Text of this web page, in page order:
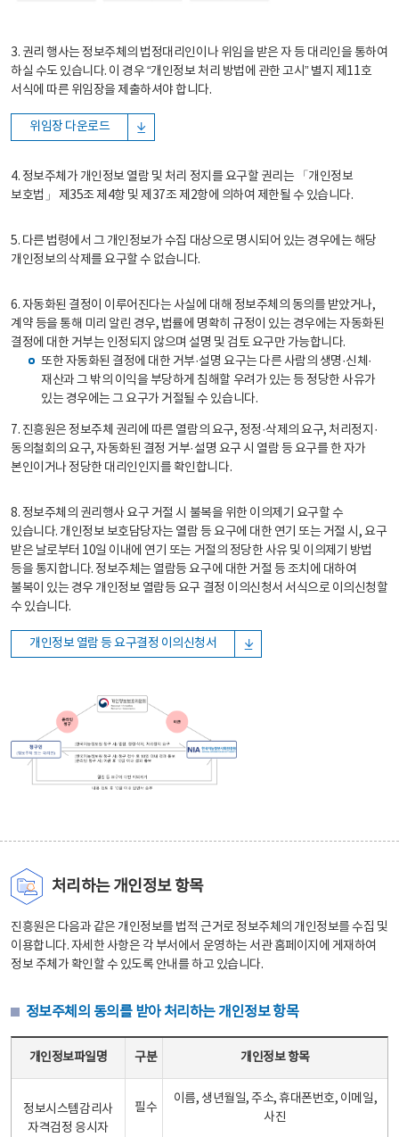
3. 권리 행사는 정보주체의 법정대리인이나 위임을 받은 자 등 대리인을 통하여
하실 수도 있습니다. 이 경우 “개인정보 처리 방법에 관한 고시” 별지 제11호
서식에 따른 위임장을 제출하셔야 합니다.
위임장 다운로드
4. 정보주체가 개인정보 열람 및 처리 정지를 요구할 권리는 「개인정보
보호법」 제35조 제4항 및 제37조 제2항에 의하여 제한될 수 있습니다.
5. 다른 법령에서 그 개인정보가 수집 대상으로 명시되어 있는 경우에는 해당
개인정보의 삭제를 요구할 수 없습니다.
6. 자동화된 결정이 이루어진다는 사실에 대해 정보주체의 동의를 받았거나,
계약 등을 통해 미리 알린 경우, 법률에 명확히 규정이 있는 경우에는 자동화된
결정에 대한 거부는 인정되지 않으며 설명 및 검토 요구만 가능합니다.
또한 자동화된 결정에 대한 거부·설명 요구는 다른 사람의 생명·신체·
재산과 그 밖의 이익을 부당하게 침해할 우려가 있는 등 정당한 사유가
있는 경우에는 그 요구가 거절될 수 있습니다.
7. 진흥원은 정보주체 권리에 따른 열람의 요구, 정정·삭제의 요구, 처리정지·
동의철회의 요구, 자동화된 결정 거부·설명 요구 시 열람 등 요구를 한 자가
본인이거나 정당한 대리인인지를 확인합니다.
8. 정보주체의 권리행사 요구 거절 시 불복을 위한 이의제기 요구할 수
있습니다. 개인정보 보호담당자는 열람 등 요구에 대한 연기 또는 거절 시, 요구
받은 날로부터 10일 이내에 연기 또는 거절의 정당한 사유 및 이의제기 방법
등을 통지합니다. 정보주체는 열람등 요구에 대한 거절 등 조치에 대하여
불복이 있는 경우 개인정보 열람등 요구 결정 이의신청서 서식으로 이의신청할
수 있습니다.
개인정보 열람 등 요구결정 이의신청서
처리하는 개인정보 항목
진흥원은 다음과 같은 개인정보를 법적 근거로 정보주체의 개인정보를 수집 및
이용합니다. 자세한 사항은 각 부서에서 운영하는 서관 홈페이지에 게재하여
정보 주체가 확인할 수 있도록 안내를 하고 있습니다.
정보주체의 동의를 받아 처리하는 개인정보 항목
개인정보파일명 구분 개인정보 항목
정보시스템감리사
자격검정 응시자
필수
이름, 생년월일, 주소, 휴대폰번호, 이메일,
사진